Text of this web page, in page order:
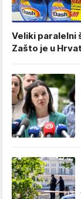
Veliki paralelni
Zašto je u